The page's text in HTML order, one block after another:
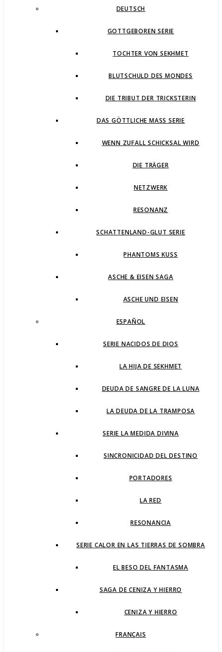
DEUTSCH
GOTTGEBOREN SERIE
TOCHTER VON SEKHMET
BLUTSCHULD DES MONDES
DIE TRIBUT DER TRICKSTERIN
DAS GÖTTLICHE MASS SERIE
WENN ZUFALL SCHICKSAL WIRD
DIE TRÄGER
NETZWERK
RESONANZ
SCHATTENLAND-GLUT SERIE
PHANTOMS KUSS
ASCHE & EISEN SAGA
ASCHE UND EISEN
ESPAÑOL
SERIE NACIDOS DE DIOS
LA HIJA DE SEKHMET
DEUDA DE SANGRE DE LA LUNA
LA DEUDA DE LA TRAMPOSA
SERIE LA MEDIDA DIVINA
SINCRONICIDAD DEL DESTINO
PORTADORES
LA RED
RESONANCIA
SERIE CALOR EN LAS TIERRAS DE SOMBRA
EL BESO DEL FANTASMA
SAGA DE CENIZA Y HIERRO
CENIZA Y HIERRO
FRANÇAIS